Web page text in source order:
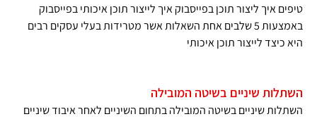
טיפים איך ליצור תוכן בפייסבוק איך לייצור תוכן איכותי בפייסבוק
באמצעות 5 שלבים אחת השאלות אשר מטרידות בעלי עסקים רבים
היא כיצד לייצור תוכן איכותי
השתלות שיניים בשיטה המובילה
השתלות שיניים בשיטה המובילה בתחום השיניים לאחר איבוד שיניים